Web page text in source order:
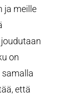
ja meille
on
samalla
että